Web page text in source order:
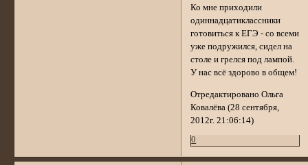
Ко мне приходили
одиннадцатиклассники
готовиться к ЕГЭ - со всеми
уже подружился, сидел на
столе и грелся под лампой.
У нас всё здорово в общем!
Отредактировано Ольга
Ковалёва (28 сентября,
2012г. 21:06:14)
0